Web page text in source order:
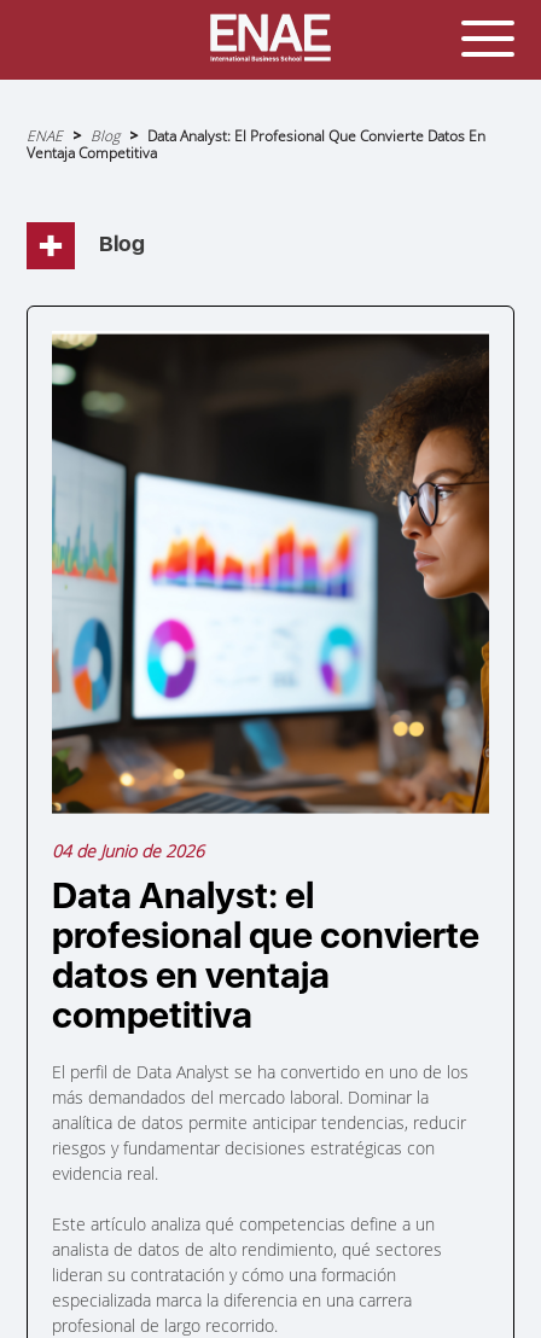
Sobrescribir
enlaces
de
navegación
ENAE Blog
Data Analyst: El Profesional Que Convierte Datos En
Ventaja Competitiva
Blog
04 de Junio de 2026
Data Analyst: el
profesional que convierte
datos en ventaja
competitiva
El perfil de Data Analyst se ha convertido en uno de los
más demandados del mercado laboral. Dominar la
analítica de datos permite anticipar tendencias, reducir
riesgos y fundamentar decisiones estratégicas con
evidencia real.
Este artículo analiza qué competencias define a un
analista de datos de alto rendimiento, qué sectores
lideran su contratación y cómo una formación
especializada marca la diferencia en una carrera
profesional de largo recorrido.